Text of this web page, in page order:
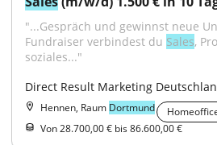
"...Gespräch und gewinnst neue
Fundraiser verbindest du Sales,
soziales..."
Direct Result Marketing
Hennen, Raum Dortmund
Von 28.700,00 € bis 86.600,00 €